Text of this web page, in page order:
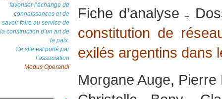
favoriser l’échange de
connaissances et de
savoir faire au service de
la construction d’un art de
la paix.
Ce site est porté par
l’association
Modus Operandi
Fiche d’analyse
constitution de
exilés argentins dans
Morgane Auge,